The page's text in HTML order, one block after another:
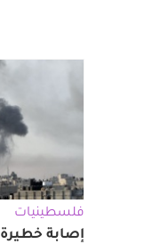
فلسطينيات
إصابة